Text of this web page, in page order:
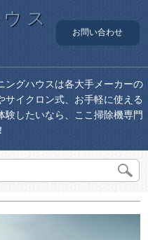
ス
お問い合わせ
ングハウスは各大手メーカーの
イクロン式、お手軽に使える
したいなら、ここ掃除機専門